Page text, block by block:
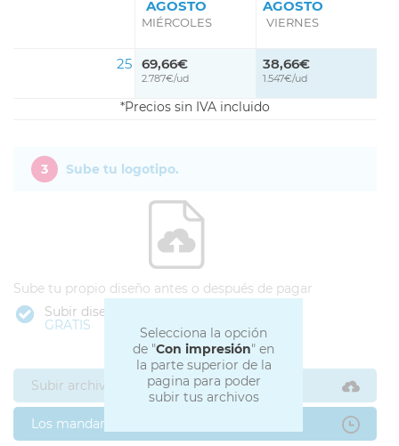
AGOSTO
MIÉRCOLES
AGOSTO
VIERNES
25 69,66€
2.787€/ud
38,66€
1.547€/ud
Precios sin IVA incluido
Selecciona la opción
de "Con impresión" en
la parte superior de la
pagina para poder
subir tus archivos
3 Sube tu logotipo.
Sube tu propio diseño antes o después de pagar
Subir diseño
GRATIS
Subir archivos ahora
Los mandaré después